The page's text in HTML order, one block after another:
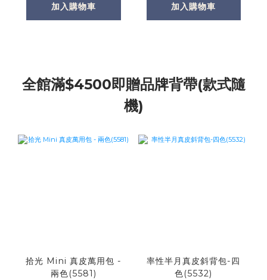
加入購物車 加入購物車
全館滿$4500即贈品牌背帶(款式隨
機)
拾光 Mini 真皮萬用包 -
兩色(5581)
率性半月真皮斜背包-四
色(5532)